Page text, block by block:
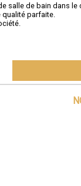
salle de bain dans
parfaite.